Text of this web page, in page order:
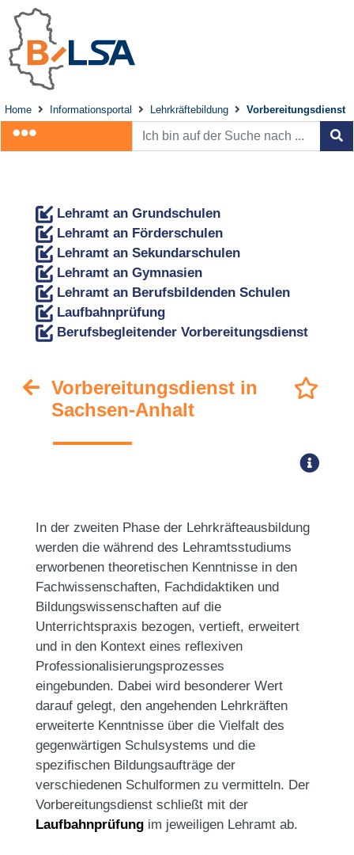
Home Informationsportal Lehrkräftebildung Vorbereitungsdienst
Lehramt an Grundschulen
Lehramt an Förderschulen
Lehramt an Sekundarschulen
Lehramt an Gymnasien
Lehramt an Berufsbildenden Schulen
Laufbahnprüfung
Berufsbegleitender Vorbereitungsdienst
Vorbereitungsdienst in
Sachsen-Anhalt
In der zweiten Phase der Lehrkräfteausbildung
werden die während des Lehramtsstudiums
erworbenen theoretischen Kenntnisse in den
Fachwissenschaften, Fachdidaktiken und
Bildungswissenschaften auf die
Unterrichtspraxis bezogen, vertieft, erweitert
und in den Kontext eines reflexiven
Professionalisierungsprozesses
eingebunden. Dabei wird besonderer Wert
darauf gelegt, den angehenden Lehrkräften
erweiterte Kenntnisse über die Vielfalt des
gegenwärtigen Schulsystems und die
spezifischen Bildungsaufträge der
verschiedenen Schulformen zu vermitteln. Der
Vorbereitungsdienst schließt mit der
Laufbahnprüfung im jeweiligen Lehramt ab.